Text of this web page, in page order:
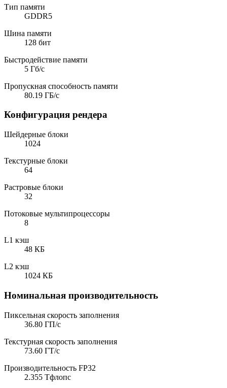
Тип памяти
GDDR5
Шина памяти
128 бит
Быстродействие памяти
5 Гб/с
Пропускная способность памяти
80.19 ГБ/с
Конфигурация рендера
Шейдерные блоки
1024
Текстурные блоки
64
Растровые блоки
32
Потоковые мультипроцессоры
8
L1 кэш
48 КБ
L2 кэш
1024 КБ
Номинальная производительность
Пиксельная скорость заполнения
36.80 ГП/с
Текстурная скорость заполнения
73.60 ГТ/с
Производительность FP32
2.355 Тфлопс